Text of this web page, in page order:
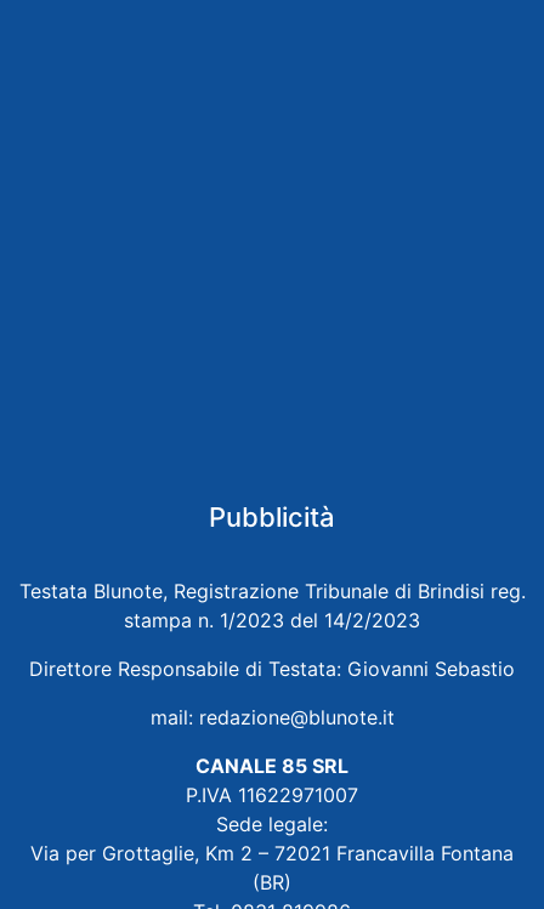
Pubblicità
Testata Blunote, Registrazione Tribunale di Brindisi reg.
stampa n. 1/2023 del 14/2/2023
Direttore Responsabile di Testata: Giovanni Sebastio
mail: redazione@blunote.it
CANALE 85 SRL
P.IVA 11622971007
Sede legale:
Via per Grottaglie, Km 2 – 72021 Francavilla Fontana
(BR)